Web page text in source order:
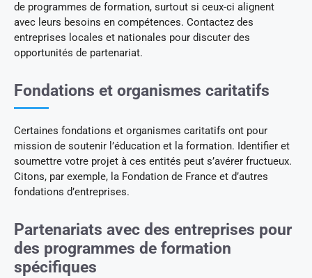
de programmes de formation, surtout si ceux-ci alignent
avec leurs besoins en compétences. Contactez des
entreprises locales et nationales pour discuter des
opportunités de partenariat.
Fondations et organismes caritatifs
Certaines fondations et organismes caritatifs ont pour
mission de soutenir l’éducation et la formation. Identifier et
soumettre votre projet à ces entités peut s’avérer fructueux.
Citons, par exemple, la Fondation de France et d’autres
fondations d’entreprises.
Partenariats avec des entreprises pour
des programmes de formation
spécifiques